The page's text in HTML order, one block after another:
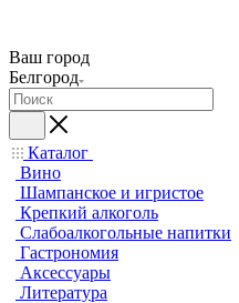
Ваш город
Белгород
Каталог
Вино
Шампанское и игристое
Крепкий алкоголь
Слабоалкогольные напитки
Гастрономия
Аксессуары
Литература